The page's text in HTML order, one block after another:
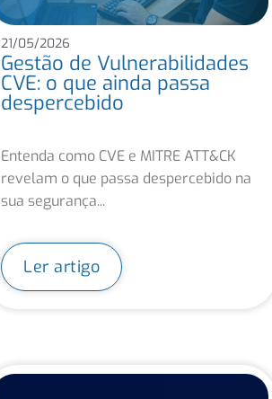
21/05/2026
Gestão de Vulnerabilidades
CVE: o que ainda passa
despercebido
Entenda como CVE e MITRE ATT&CK
revelam o que passa despercebido na
sua segurança...
Ler artigo